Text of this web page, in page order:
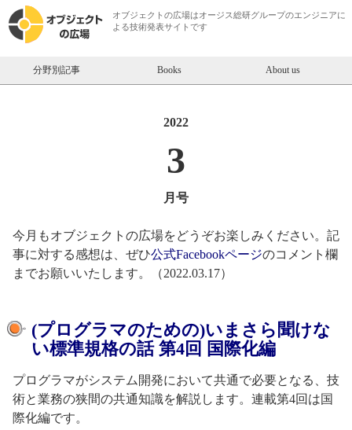
オブジェクトの広場はオージス総研グループのエンジニアに
よる技術発表サイトです
分野別記事 Books About us
2022
3
月号
今月もオブジェクトの広場をどうぞお楽しみください。記
事に対する感想は、ぜひ公式Facebookページのコメント欄
までお願いいたします。（2022.03.17）
(プログラマのための)いまさら聞けな
い標準規格の話 第4回 国際化編
プログラマがシステム開発において共通で必要となる、技
術と業務の狭間の共通知識を解説します。連載第4回は国
際化編です。